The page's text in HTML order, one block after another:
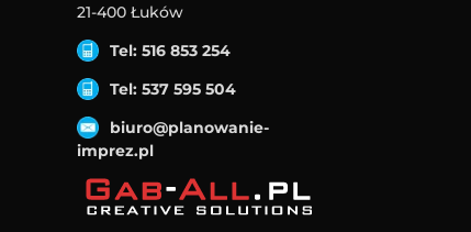
21-400 Łuków
Tel: 516 853 254
Tel: 537 595 504
biuro@planowanie-
imprez.pl